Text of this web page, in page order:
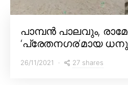
പാമ്പൻ പാലവും,
‘പ്രേതനഗര’മായ
26/11/2021 27 shares